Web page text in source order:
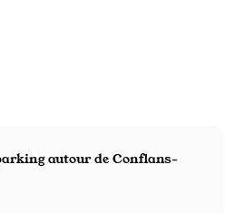
autour de Conflans-